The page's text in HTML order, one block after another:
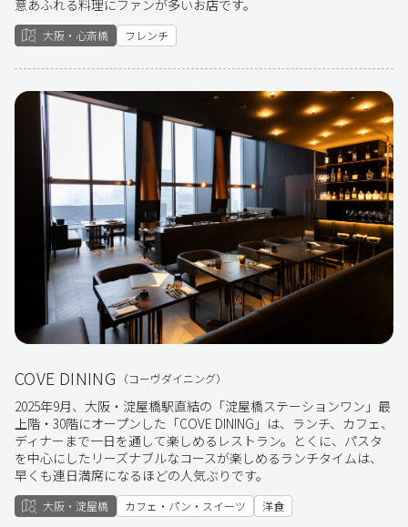
意あふれる料理にファンが多いお店です。
大阪・心斎橋 フレンチ
COVE DINING （コーヴダイニング）
2025年9月、大阪・淀屋橋駅直結の「淀屋橋ステーションワン」最
上階・30階にオープンした「COVE DINING」は、ランチ、カフェ、
ディナーまで一日を通して楽しめるレストラン。とくに、パスタ
を中心にしたリーズナブルなコースが楽しめるランチタイムは、
早くも連日満席になるほどの人気ぶりです。
大阪・淀屋橋 カフェ・パン・スイーツ 洋食